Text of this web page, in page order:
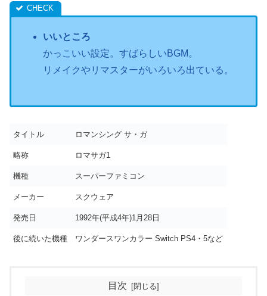
いいところ
かっこいい設定。すばらしいBGM。
リメイクやリマスターがいろいろ出ている。
タイトル ロマンシング サ・ガ
略称 ロマサガ1
機種 スーパーファミコン
メーカー スクウェア
発売日 1992年(平成4年)1月28日
後に続いた機種 ワンダースワンカラー Switch PS4・5など
目次